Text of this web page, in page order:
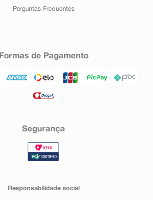
Perguntas Frequentes
Formas de Pagamento
Segurança
Responsabilidade social